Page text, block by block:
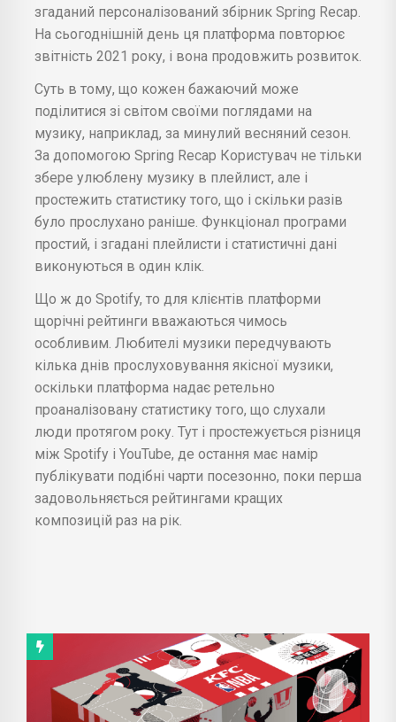
згаданий персоналізований збірник Spring Recap.
На сьогоднішній день ця платформа повторює
звітність 2021 року, і вона продовжить розвиток.
Суть в тому, що кожен бажаючий може
поділитися зі світом своїми поглядами на
музику, наприклад, за минулий весняний сезон.
За допомогою Spring Recap Користувач не тільки
збере улюблену музику в плейлист, але і
простежить статистику того, що і скільки разів
було прослухано раніше. Функціонал програми
простий, і згадані плейлисти і статистичні дані
виконуються в один клік.
Що ж до Spotify, то для клієнтів платформи
щорічні рейтинги вважаються чимось
особливим. Любителі музики передчувають
кілька днів прослуховування якісної музики,
оскільки платформа надає ретельно
проаналізовану статистику того, що слухали
люди протягом року. Тут і простежується різниця
між Spotify і YouTube, де остання має намір
публікувати подібні чарти посезонно, поки перша
задовольняється рейтингами кращих
композицій раз на рік.